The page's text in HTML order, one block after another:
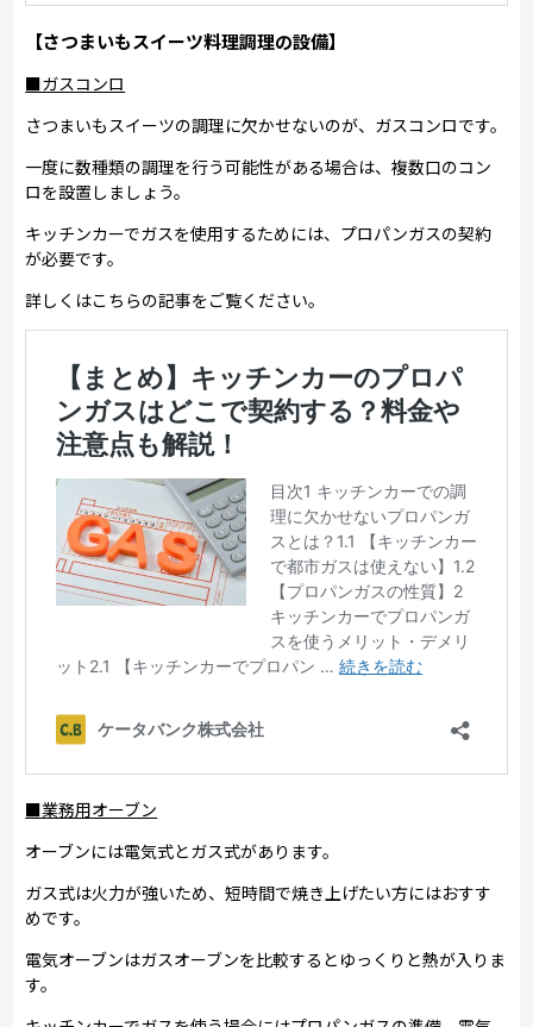
【さつまいもスイーツ料理調理の設備】
■ガスコンロ
さつまいもスイーツの調理に欠かせないのが、ガスコンロです。
一度に数種類の調理を行う可能性がある場合は、複数口のコン
ロを設置しましょう。
キッチンカーでガスを使用するためには、プロパンガスの契約
が必要です。
詳しくはこちらの記事をご覧ください。
■業務用オーブン
オーブンには電気式とガス式があります。
ガス式は火力が強いため、短時間で焼き上げたい方にはおすす
めです。
電気オーブンはガスオーブンを比較するとゆっくりと熱が入りま
す。